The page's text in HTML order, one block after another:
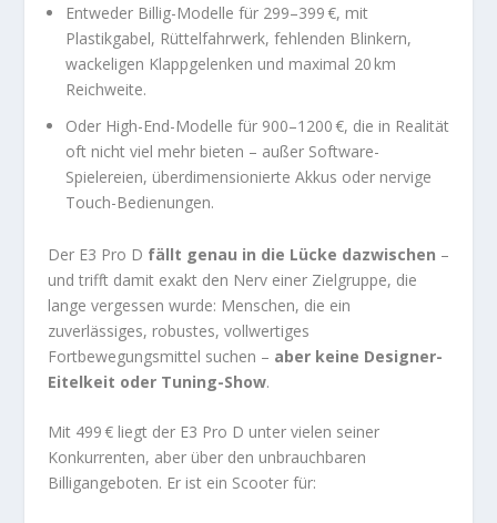
Entweder Billig-Modelle für 299–399 €, mit
Plastikgabel, Rüttelfahrwerk, fehlenden Blinkern,
wackeligen Klappgelenken und maximal 20 km
Reichweite.
Oder High-End-Modelle für 900–1200 €, die in Realität
oft nicht viel mehr bieten – außer Software-
Spielereien, überdimensionierte Akkus oder nervige
Touch-Bedienungen.
Der E3 Pro D fällt genau in die Lücke dazwischen –
und trifft damit exakt den Nerv einer Zielgruppe, die
lange vergessen wurde: Menschen, die ein
zuverlässiges, robustes, vollwertiges
Fortbewegungsmittel suchen – aber keine Designer-
Eitelkeit oder Tuning-Show.
Mit 499 € liegt der E3 Pro D unter vielen seiner
Konkurrenten, aber über den unbrauchbaren
Billigangeboten. Er ist ein Scooter für: